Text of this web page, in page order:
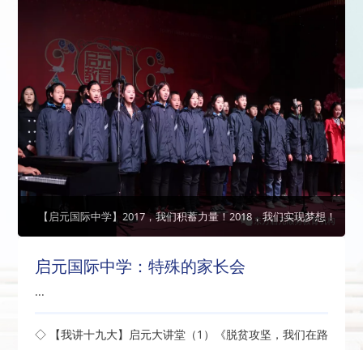
【启元国际中学】2017，我们积蓄力量！2018，我们实现梦想！
启元国际中学：特殊的家长会
...
◇ 【我讲十九大】启元大讲堂（1）《脱贫攻坚，我们在路